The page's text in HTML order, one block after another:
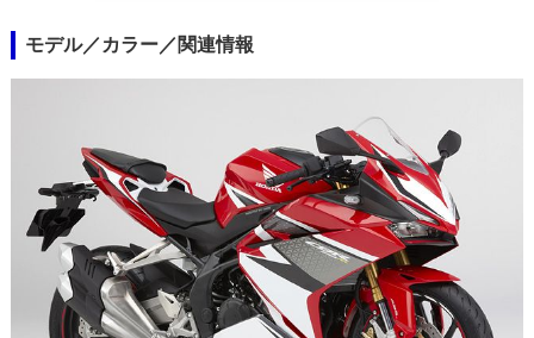
モデル／カラー／関連情報